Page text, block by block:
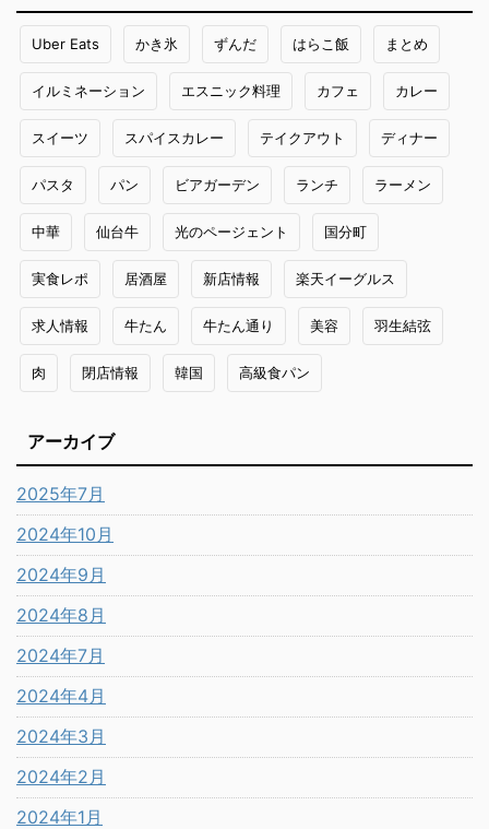
Uber Eats かき氷 ずんだ はらこ飯 まとめ
イルミネーション エスニック料理 カフェ カレー
スイーツ スパイスカレー テイクアウト ディナー
パスタ パン ビアガーデン ランチ ラーメン
中華 仙台牛 光のページェント 国分町
実食レポ 居酒屋 新店情報 楽天イーグルス
求人情報 牛たん 牛たん通り 美容 羽生結弦
肉 閉店情報 韓国 高級食パン
アーカイブ
2025年7月
2024年10月
2024年9月
2024年8月
2024年7月
2024年4月
2024年3月
2024年2月
2024年1月